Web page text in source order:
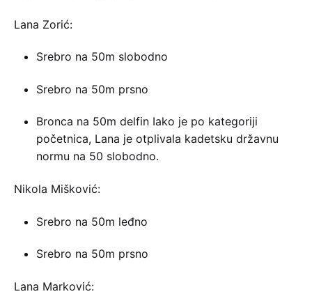
Lana Zorić:
Srebro na 50m slobodno
Srebro na 50m prsno
Bronca na 50m delfin Iako je po kategoriji
početnica, Lana je otplivala kadetsku državnu
normu na 50 slobodno.
Nikola Mišković:
Srebro na 50m leđno
Srebro na 50m prsno
Lana Marković: